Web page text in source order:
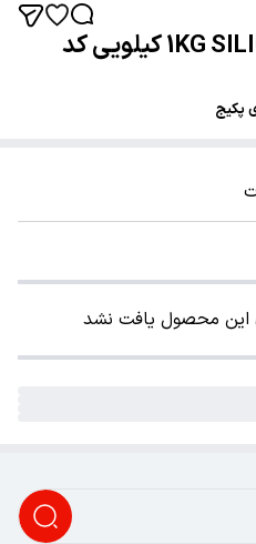
گیریس سیلیکونی 1KG SILICON کیلویی کد
پکیج
این محصول یافت نشد